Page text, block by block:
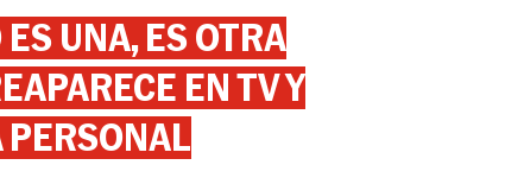
UNA, ES OTRA
EN TV Y